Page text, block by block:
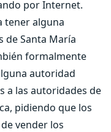
por Internet.
tener alguna
de Santa María
formalmente
autoridad
a las autoridades de
pidiendo que los
vender los